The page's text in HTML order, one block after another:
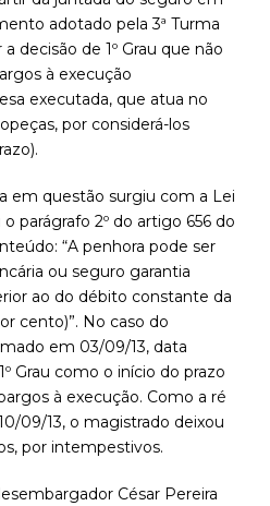
adotado pela 3ª Turma
decisão de 1º Grau que não
à execução
executada, que atua no
por considerá-los
em questão surgiu com a Lei
parágrafo 2º do artigo 656 do
“A penhora pode ser
ou seguro garantia
ao do débito constante da
cento)”. No caso do
em 03/09/13, data
Grau como o início do prazo
à execução. Como a ré
09/13, o magistrado deixou
por intempestivos.
César Pereira